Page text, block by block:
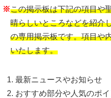
※この掲示板は下記の項目や
晴らしいところなどを紹介
の専用掲示板です。項目や
いたします。
最新ニュースやお知らせ
おすすめ部分や人気のポイ